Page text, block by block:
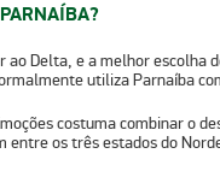
Delta, e a melhor escolha
utilizaParnaíba
costuma combinar o
entre os três estados do